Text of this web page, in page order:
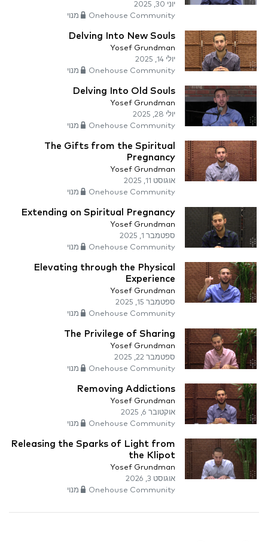
יוני 30, 2025
Onehouse Community מנוי
Delving Into New Souls
Yosef Grundman
יולי 14, 2025
Onehouse Community מנוי
Delving Into Old Souls
Yosef Grundman
יולי 28, 2025
Onehouse Community מנוי
The Gifts from the Spiritual
Pregnancy
Yosef Grundman
אוגוסט 11, 2025
Onehouse Community מנוי
Extending on Spiritual Pregnancy
Yosef Grundman
ספטמבר 1, 2025
Onehouse Community מנוי
Elevating through the Physical
Experience
Yosef Grundman
ספטמבר 15, 2025
Onehouse Community מנוי
The Privilege of Sharing
Yosef Grundman
ספטמבר 22, 2025
Onehouse Community מנוי
Removing Addictions
Yosef Grundman
אוקטובר 6, 2025
Onehouse Community מנוי
Releasing the Sparks of Light from
the Klipot
Yosef Grundman
אוגוסט 3, 2026
Onehouse Community מנוי